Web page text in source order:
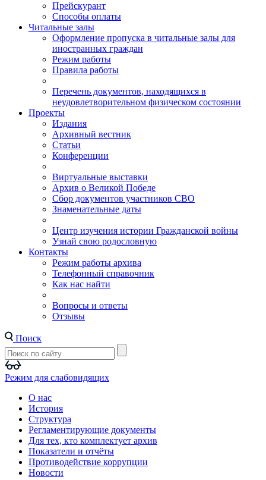
Прейскурант
Способы оплаты
Читальные залы
Оформление пропуска в читальные залы для
иностранных граждан
Режим работы
Правила работы
Перечень документов, находящихся в
неудовлетворительном физическом состоянии
Проекты
Издания
Архивный вестник
Статьи
Конференции
Виртуальные выставки
Архив о Великой Победе
Сбор документов участников СВО
Знаменательные даты
Центр изучения истории Гражданской войны
Узнай свою родословную
Контакты
Режим работы архива
Телефонный справочник
Как нас найти
Вопросы и ответы
Отзывы
Поиск
Режим для слабовидящих
О нас
История
Структура
Регламентирующие документы
Для тех, кто комплектует архив
Показатели и отчёты
Противодействие коррупции
Новости